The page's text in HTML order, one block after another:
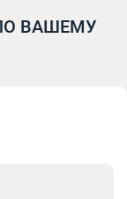
ВАШЕМУ